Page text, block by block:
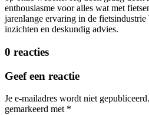
enthousiasme voor alles wat met
jarenlange ervaring in de
inzichten en deskundig advies.
0 reacties
Geef een reactie
Je e-mailadres wordt niet gepubliceerd.
gemarkeerd met *